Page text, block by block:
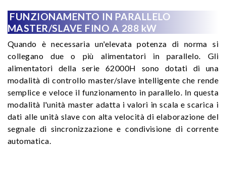
FUNZIONAMENTO IN PARALLELO
MASTER/SLAVE FINO A 288 kW
Quando è necessaria un'elevata potenza di norma si
collegano due o più alimentatori in parallelo. Gli
alimentatori della serie 62000H sono dotati di una
modalità di controllo master/slave intelligente che rende
semplice e veloce il funzionamento in parallelo. In questa
modalità l'unità master adatta i valori in scala e scarica i
dati alle unità slave con alta velocità di elaborazione del
segnale di sincronizzazione e condivisione di corrente
automatica.